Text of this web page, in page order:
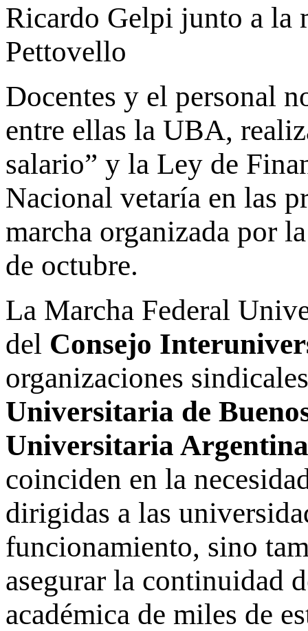
Ricardo Gelpi junto a la
Pettovello
Docentes y el personal
entre ellas la UBA,
salario” y la Ley de
Nacional vetaría en las
marcha organizada por
de octubre.
La Marcha Federal
del Consejo
organizaciones
Universitaria de
Universitaria
coinciden en la
dirigidas a las
funcionamiento, sino
asegurar la continuidad
académica de miles de